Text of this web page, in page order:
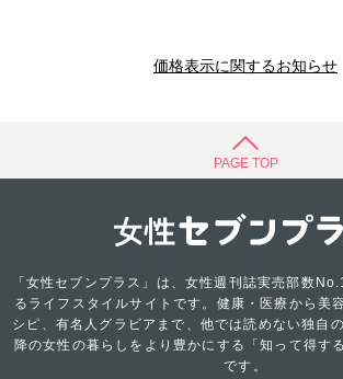
価格表示に関するお知らせ
PAGE TOP
「女性セブンプラス」は、女性週刊誌実売部数
るライフスタイルサイトです。健康・医療から美
シピ、有名人グラビアまで、他では読めない独自
降の女性の暮らしをより豊かにする「知って得す
です。